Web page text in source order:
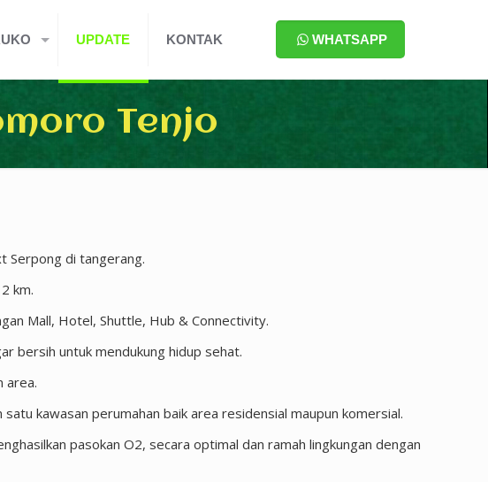
UPDATE KONTAK WHATSAPP
Tenjo
Serpong di tangerang.
km.
Mall, Hotel, Shuttle, Hub & Connectivity.
bersih untuk mendukung hidup sehat.
area.
kawasan perumahan baik area residensial maupun komersial.
pasokan O2, secara optimal dan ramah lingkungan dengan